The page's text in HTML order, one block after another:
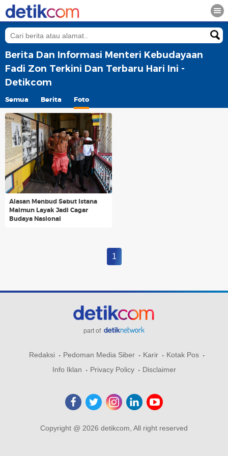
Berita Dan Informasi Menteri Kebudayaan
Fadi Zon Terkini Dan Terbaru Hari Ini -
Detikcom
Semua Berita Foto
Alasan Menbud Sebut Istana
Maimun Layak Jadi Cagar
Budaya Nasional
1
part of
Redaksi Pedoman Media Siber Karir
Kotak Pos
Info Iklan
Privacy Policy Disclaimer
Copyright @ 2026 detikcom, All right reserved